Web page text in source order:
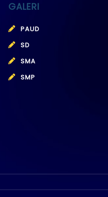
GALERI
PAUD
SD
SMA
SMP